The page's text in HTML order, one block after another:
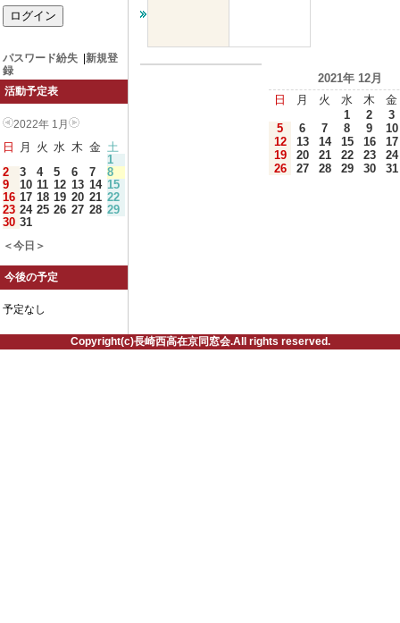
パスワード紛失
新規登
録
活動予定表
2022年 1月
日 月 火 水 木 金 土
1
2
3 4 5 6 7
8
9
10 11 12 13 14 15
16 17 18 19 20 21 22
23 24 25 26 27 28 29
30 31
＜今日＞
今後の予定
予定なし
2021年 12月
日
月 火 水 木
金
1
2
3
5
6 7 8 9
10
12
13 14 15 16
17
19
20 21 22 23
24
26
27 28 29 30 31
Copyright(c)長崎西高在京同窓会.All rights reserved.